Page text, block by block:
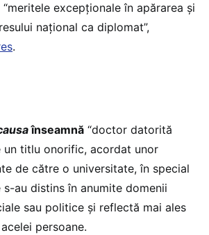
excepţionale în apărarea şi
naţional ca diplomat”,
.
înseamnă “doctor datorită
un titlu onorific, acordat unor
de către o universitate, în special
s-au distins în anumite domenii
sau politice şi reflectă mai ales
persoane.